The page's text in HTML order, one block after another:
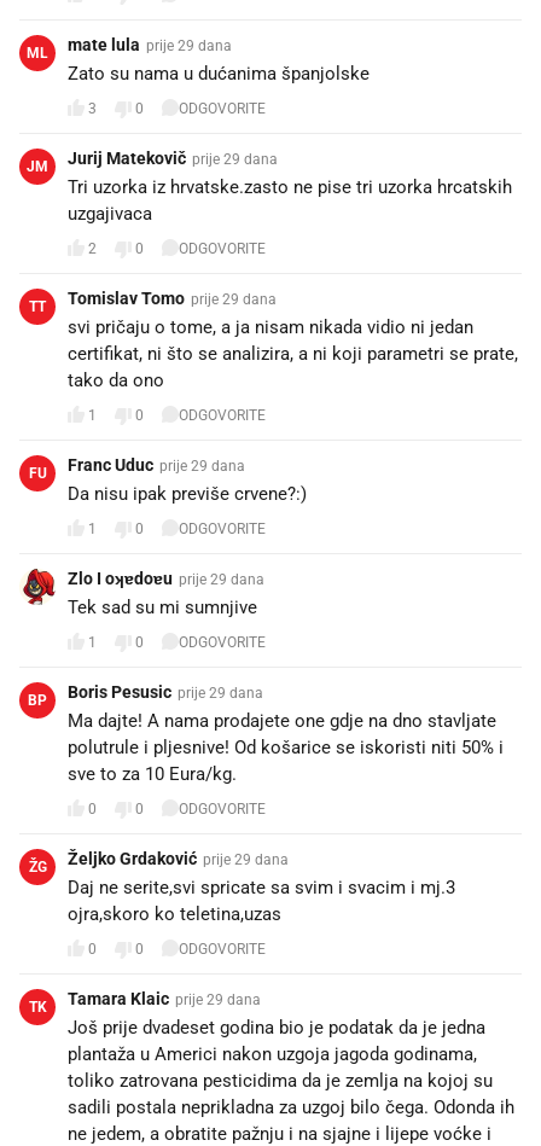
ML mate lula prije 29 dana
Zato su nama u dućanima španjolske
3 0 ODGOVORITE
JM Jurij Matekovič prije 29 dana
Tri uzorka iz hrvatske.zasto ne pise tri uzorka hrcatskih
uzgajivaca
2 0 ODGOVORITE
TT Tomislav Tomo prije 29 dana
svi pričaju o tome, a ja nisam nikada vidio ni jedan
certifikat, ni što se analizira, a ni koji parametri se prate,
tako da ono
1 0 ODGOVORITE
FU Franc Uduc prije 29 dana
Da nisu ipak previše crvene?:)
1 0 ODGOVORITE
Zlo I oʞɐdoɐu prije 29 dana
Tek sad su mi sumnjive 🤔
1 0 ODGOVORITE
BP Boris Pesusic prije 29 dana
Ma dajte! A nama prodajete one gdje na dno stavljate
polutrule i pljesnive! Od košarice se iskoristi niti 50% i
sve to za 10 Eura/kg.
0 0 ODGOVORITE
ŽG Željko Grdaković prije 29 dana
Daj ne serite,svi spricate sa svim i svacim i mj.3
ojra,skoro ko teletina,uzas
0 0 ODGOVORITE
TK Tamara Klaic prije 29 dana
Još prije dvadeset godina bio je podatak da je jedna
plantaža u Americi nakon uzgoja jagoda godinama,
toliko zatrovana pesticidima da je zemlja na kojoj su
sadili postala neprikladna za uzgoj bilo čega. Odonda ih
ne jedem, a obratite pažnju i na sjajne i lijepe voćke i